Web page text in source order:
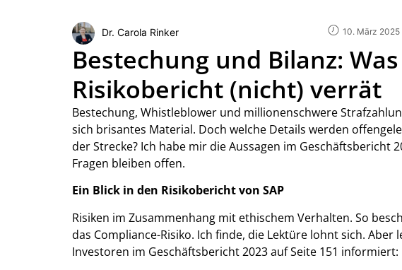
Dr. Carola Rinker 10. März 2025
Bestechung und Bilanz: Was
Risikobericht (nicht) verrät
Bestechung, Whistleblower und millionenschwere
sich brisantes Material. Doch welche Details werden
der Strecke? Ich habe mir die Aussagen im Geschäftsbericht
Fragen bleiben offen.
Ein Blick in den Risikobericht von SAP
Risiken im Zusammenhang mit ethischem Verhalten. So
das Compliance-Risiko. Ich finde, die Lektüre lohnt sich. Aber
Investoren im Geschäftsbericht 2023 auf Seite 151 informiert: